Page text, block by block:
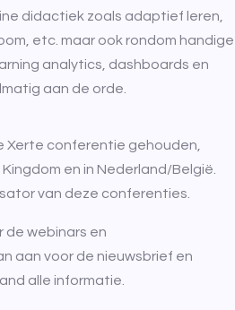
didactiek zoals adaptief leren,
etc. maar ook rondom handige
analytics, dashboards en
aan de orde.
Xerte conferentie gehouden,
en in Nederland/België.
van deze conferenties.
de webinars en
aan voor de nieuwsbrief en
alle informatie.